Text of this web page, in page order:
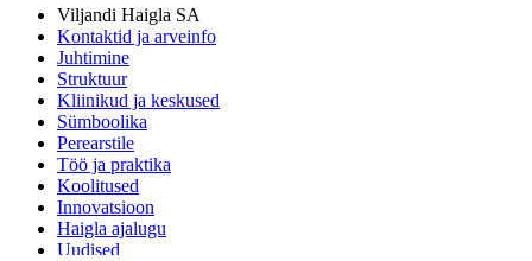
Viljandi Haigla SA
Kontaktid ja arveinfo
Juhtimine
Struktuur
Kliinikud ja keskused
Sümboolika
Perearstile
Töö ja praktika
Koolitused
Innovatsioon
Haigla ajalugu
Uudised